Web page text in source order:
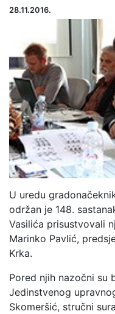
28.11.2016.
U uredu
održan je 148.
Vasilića prisustvovali
Marinko Pavlić,
Krka.
Pored njih nazočni su
Jedinstvenog
Skomeršić, stručni